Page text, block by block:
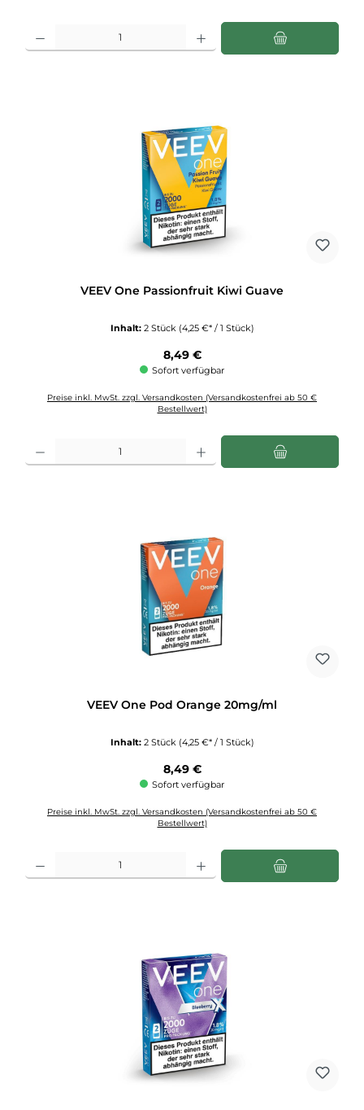
VEEV One Passionfruit Kiwi Guave
Inhalt: 2 Stück (4,25 €* / 1 Stück)
Regulärer Preis:
8,49 €
Sofort verfügbar
Preise inkl. MwSt. zzgl. Versandkosten (Versandkostenfrei ab 50 €
Bestellwert)
Produkt Anzahl: Gib den gewünschten Wert ein oder benutze die Schaltflächen
VEEV One Pod Orange 20mg/ml
Inhalt: 2 Stück (4,25 €* / 1 Stück)
Regulärer Preis:
8,49 €
Sofort verfügbar
Preise inkl. MwSt. zzgl. Versandkosten (Versandkostenfrei ab 50 €
Bestellwert)
Produkt Anzahl: Gib den gewünschten Wert ein oder benutze die Schaltflächen